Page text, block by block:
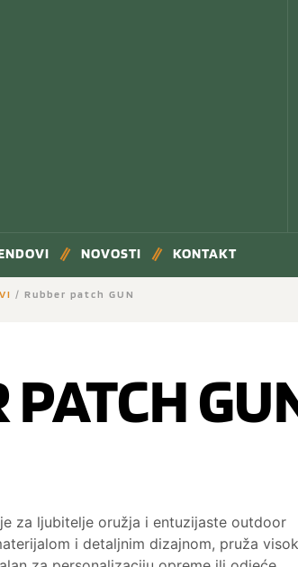
NOVOSTI KONTAKT
/ Rubber patch GUN
PATCH
za ljubitelje oružja i entuzijaste outdoor
i detaljnim dizajnom, pruža